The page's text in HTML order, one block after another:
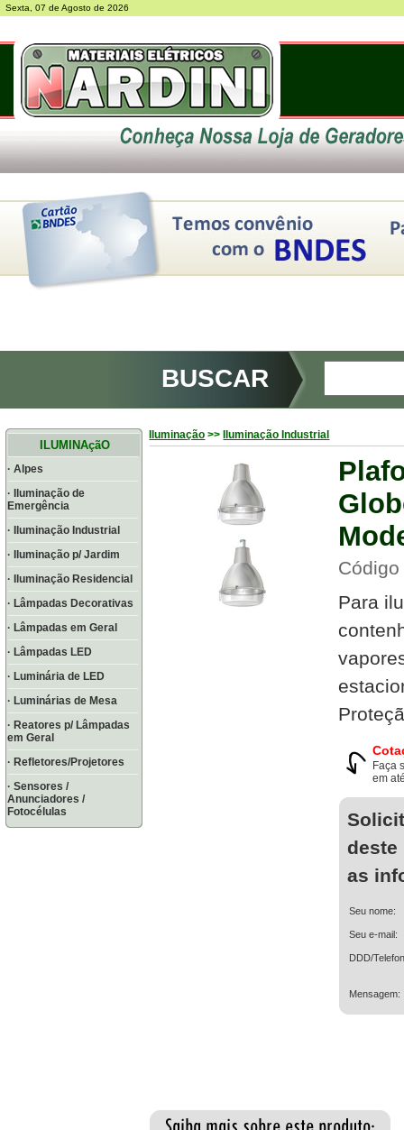
Sexta, 07 de Agosto de 2026
BUSCAR
ILUMINAçãO
· Alpes
· Iluminação de
Emergência
· Iluminação Industrial
· Iluminação p/ Jardim
· Iluminação Residencial
· Lâmpadas Decorativas
· Lâmpadas em Geral
· Lâmpadas LED
· Luminária de LED
· Luminárias de Mesa
· Reatores p/ Lâmpadas
em Geral
· Refletores/Projetores
· Sensores /
Anunciadores /
Fotocélulas
Iluminação >> Iluminação Industrial
Para
Faça
em
deste
as
Seu nome:
Seu e-mail:
DDD/
Mensagem: